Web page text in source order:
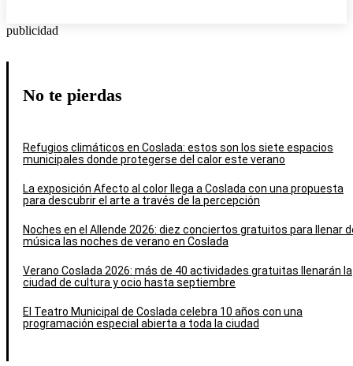
publicidad
No te pierdas
Refugios climáticos en Coslada: estos son los siete espacios
municipales donde protegerse del calor este verano
La exposición Afecto al color llega a Coslada con una propuesta
para descubrir el arte a través de la percepción
Noches en el Allende 2026: diez conciertos gratuitos para llenar
música las noches de verano en Coslada
Verano Coslada 2026: más de 40 actividades gratuitas llenarán la
ciudad de cultura y ocio hasta septiembre
El Teatro Municipal de Coslada celebra 10 años con una
programación especial abierta a toda la ciudad